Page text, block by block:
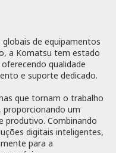
de equipamentos
a Komatsu tem estado
qualidade
e suporte dedicado.
que tornam o trabalho
proporcionando um
produtivo. Combinando
digitais inteligentes,
para a